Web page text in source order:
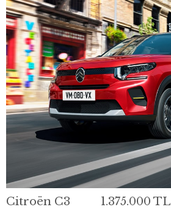
Citroën C3 1.375.000 TL